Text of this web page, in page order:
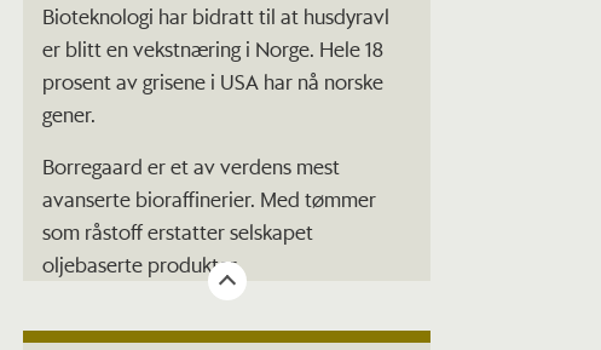
Bioteknologi har bidratt til at husdyravl
er blitt en vekstnæring i Norge. Hele 18
prosent av grisene i USA har nå norske
gener.
Borregaard er et av verdens mest
avanserte bioraffinerier. Med tømmer
som råstoff erstatter selskapet
oljebaserte produkter.